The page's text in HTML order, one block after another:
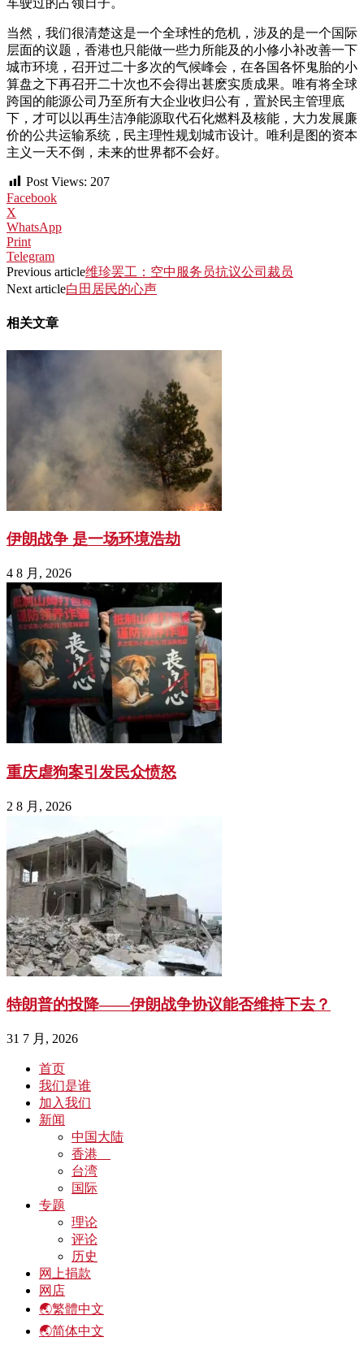
当然，我们很清楚这是一个全球性的危机，涉及的是一个国际
层面的议题，香港也只能做一些力所能及的小修小补改善一下
城市环境，召开过二十多次的气候峰会，在各国各怀鬼胎的小
算盘之下再召开二十次也不会得出甚麽实质成果。唯有将全球
跨国的能源公司乃至所有大企业收归公有，置於民主管理底
下，才可以以再生洁净能源取代石化燃料及核能，大力发展廉
价的公共运输系统，民主理性规划城市设计。唯利是图的资本
主义一天不倒，未来的世界都不会好。
Post Views: 207
Facebook
X
WhatsApp
Print
Telegram
Previous article维珍罢工：空中服务员抗议公司裁员
Next article白田居民的心声
相关文章
伊朗战争 是一场环境浩劫
4 8 月, 2026
重庆虐狗案引发民众愤怒
2 8 月, 2026
特朗普的投降——伊朗战争协议能否维持下去？
31 7 月, 2026
首页
我们是谁
加入我们
新闻
中国大陆
香港
台湾
国际
专题
理论
评论
历史
网上捐款
网店
🌏繁體中文
🌏简体中文